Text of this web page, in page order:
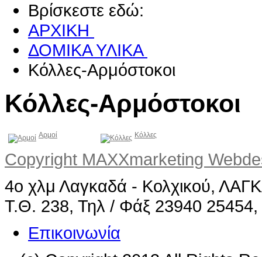
Βρίσκεστε εδώ:
ΑΡΧΙΚΗ
ΔΟΜΙΚΑ ΥΛΙΚΑ
Κόλλες-Αρμόστοκοι
Κόλλες-Αρμόστοκοι
Αρμοί Κόλλες
Copyright MAXXmarketing
4ο χλμ Λαγκαδά - Κολχικού,
Τ.Θ. 238, Τηλ / Φάξ 23940 25454,
Επικοινωνία